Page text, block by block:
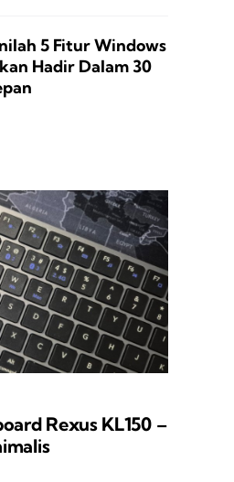
5 Fitur Windows
Hadir Dalam 30
Rexus KL150 –